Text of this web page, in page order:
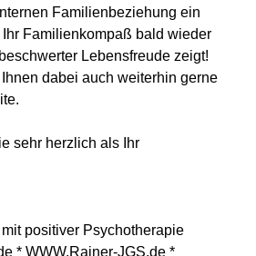
Familienbeziehung ein
Familienkompaß bald wieder
Lebensfreude zeigt!
dabei auch weiterhin gerne
sehr herzlich als Ihr
positiver Psychotherapie
* WWW.Rainer-JGS.de *